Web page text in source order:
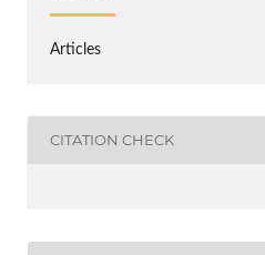
Articles
CITATION CHECK